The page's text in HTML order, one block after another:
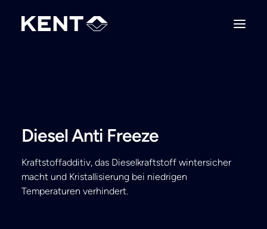
Diesel Anti Freeze
Kraftstoffadditiv, das Dieselkraftstoff wintersicher
macht und Kristallisierung bei niedrigen
Temperaturen verhindert.